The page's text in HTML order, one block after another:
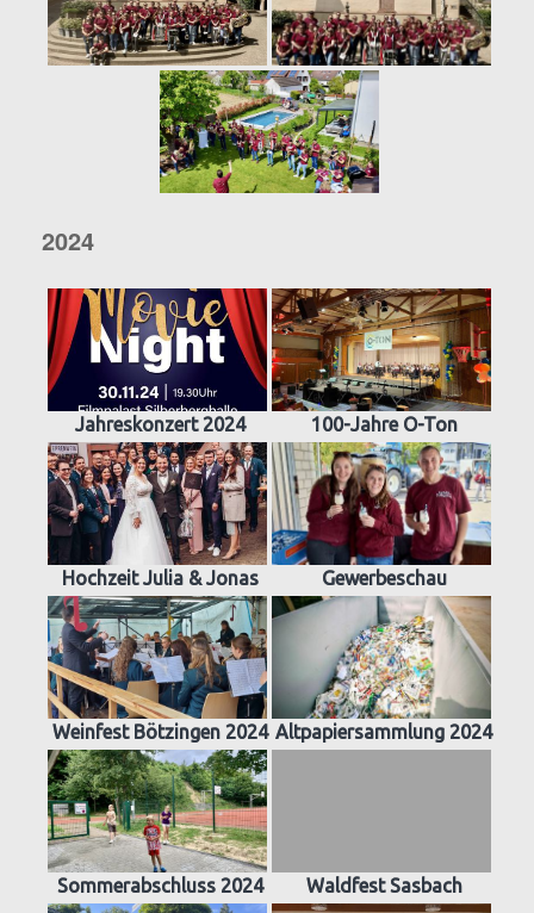
2024
Jahreskonzert 2024 100-Jahre O-Ton
Hochzeit Julia & Jonas Gewerbeschau
Weinfest Bötzingen 2024 Altpapiersammlung 2024
Sommerabschluss 2024 Waldfest Sasbach